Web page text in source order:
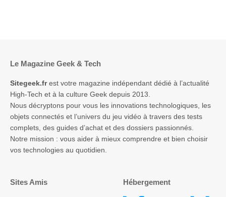
Le Magazine Geek & Tech
Sitegeek.frest votre magazine indépendant dédié à l’actualité
High-Tech et à la culture Geek depuis 2013.
Nous décryptons pour vous les innovations technologiques, les
objets connectés et l’univers du jeu vidéo à travers des tests
complets, des guides d’achat et des dossiers passionnés.
Notre mission : vous aider à mieux comprendre et bien choisir
vos technologies au quotidien.
Sites Amis Hébergement